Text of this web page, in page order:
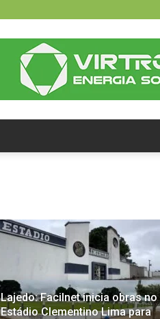
Lajedo: Facilnet inicia obras no
Estádio Clementino Lima para